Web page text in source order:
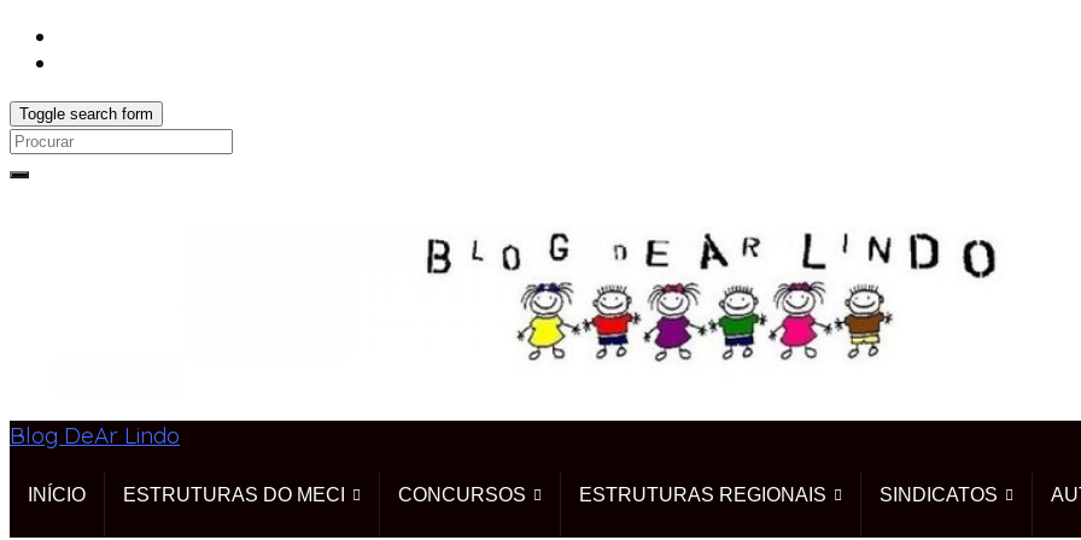
Toggle search form
Search
Blog DeAr Lindo
INÍCIO ESTRUTURAS DO MECI CONCURSOS ESTRUTURAS REGIONAIS SINDICATOS